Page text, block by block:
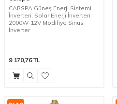
CARSPA Güneş Enerji Sistemi
İnverteri, Solar Enerji İnverteri
2000W-12V Modifiye Sinüs
İnverter
9.170,76TL